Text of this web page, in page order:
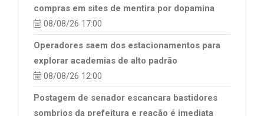
compras em sites de mentira por dopamina
08/08/26 17:00
Operadores saem dos estacionamentos para
explorar academias de alto padrão
08/08/26 12:00
Postagem de senador escancara bastidores
sombrios da prefeitura e reação é imediata